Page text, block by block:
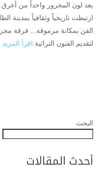
يعد لون المجرور واحداً من أعرق
ارتبطت تاريخياً وثقافياً بمدينة
الفن بمكانة مرموقة... فرقة
لتقديم الفنون التراثية اقرأ المزيد
البحث
أحدث المقالات